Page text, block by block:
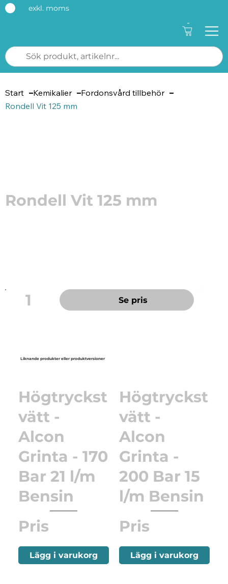
exkl. moms
-
Start Kemikalier
Fordonsvård tillbehör
Rondell Vit 125 mm
Rondell Vit 125 mm
1 Se pris
Liknande produkter eller produktversioner
Högtryckst
vätt -
Alcon
Grinta - 170
Bar 21 l/m
Bensin
Pris
Lägg i varukorg
Högtryckst
vätt -
Alcon
Grinta -
200 Bar 15
l/m Bensin
Pris
Lägg i varukorg